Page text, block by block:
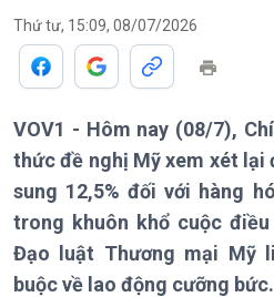
Giới thiệu
Thứ tư, 15:09, 08/07/2026
VOV1 - Hôm nay (08/7),
thức đề nghị Mỹ xem xét lại
sung 12,5% đối với hàng
trong khuôn khổ cuộc
Đạo luật Thương mại Mỹ
buộc về lao động cưỡng bức.